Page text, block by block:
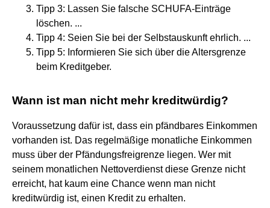
Tipp 3: Lassen Sie falsche SCHUFA-Einträge
löschen. ...
Tipp 4: Seien Sie bei der Selbstauskunft ehrlich. ...
Tipp 5: Informieren Sie sich über die Altersgrenze
beim Kreditgeber.
Wann ist man nicht mehr kreditwürdig?
Voraussetzung dafür ist, dass ein pfändbares Einkommen
vorhanden ist. Das regelmäßige monatliche Einkommen
muss über der Pfändungsfreigrenze liegen. Wer mit
seinem monatlichen Nettoverdienst diese Grenze nicht
erreicht, hat kaum eine Chance wenn man nicht
kreditwürdig ist, einen Kredit zu erhalten.